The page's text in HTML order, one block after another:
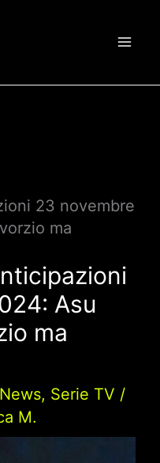
23 novembre
ma
Asu
ma
News, Serie TV /
M.